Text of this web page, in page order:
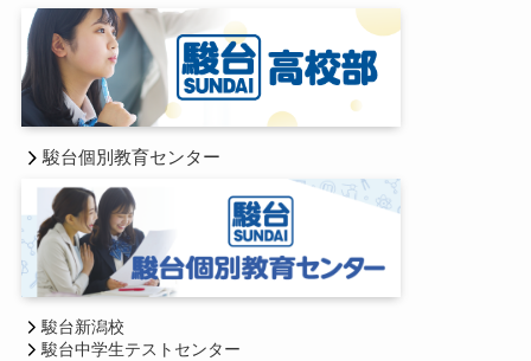
駿台個別教育センター
駿台新潟校
駿台中学生テストセンター